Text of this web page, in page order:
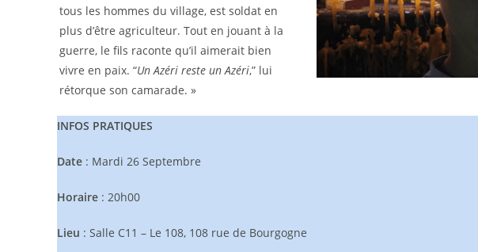
tous les hommes du village, est soldat en
plus d’être agriculteur. Tout en jouant à la
guerre, le fils raconte qu’il aimerait bien
vivre en paix. “Un Azéri reste un Azéri,” lui
rétorque son camarade. »
INFOS PRATIQUES
Date : Mardi 26 Septembre
Horaire : 20h00
Lieu : Salle C11 – Le 108, 108 rue de Bourgogne